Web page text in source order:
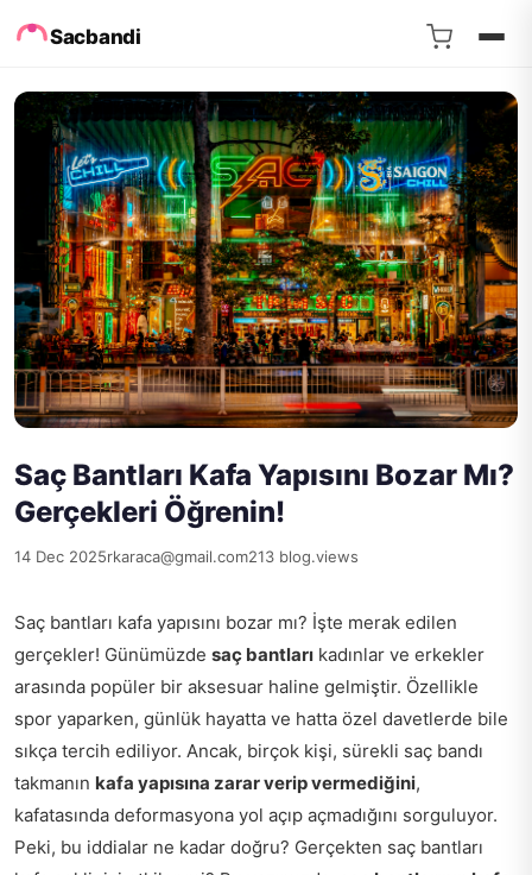
Sacbandi
Saç Bantları Kafa Yapısını Bozar Mı?
Gerçekleri Öğrenin!
14 Dec 2025rkaraca@gmail.com213 blog.views
Saç bantları kafa yapısını bozar mı? İşte merak edilen
gerçekler! Günümüzde saç bantları kadınlar ve erkekler
arasında popüler bir aksesuar haline gelmiştir. Özellikle
spor yaparken, günlük hayatta ve hatta özel davetlerde bile
sıkça tercih ediliyor. Ancak, birçok kişi, sürekli saç bandı
takmanın kafa yapısına zarar verip vermediğini,
kafatasında deformasyona yol açıp açmadığını sorguluyor.
Peki, bu iddialar ne kadar doğru? Gerçekten saç bantları